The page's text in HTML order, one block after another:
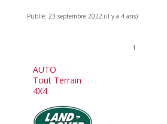
Publié: 23 septembre 2022 (il y a 4 ans)
1
AUTO
Tout Terrain
4X4